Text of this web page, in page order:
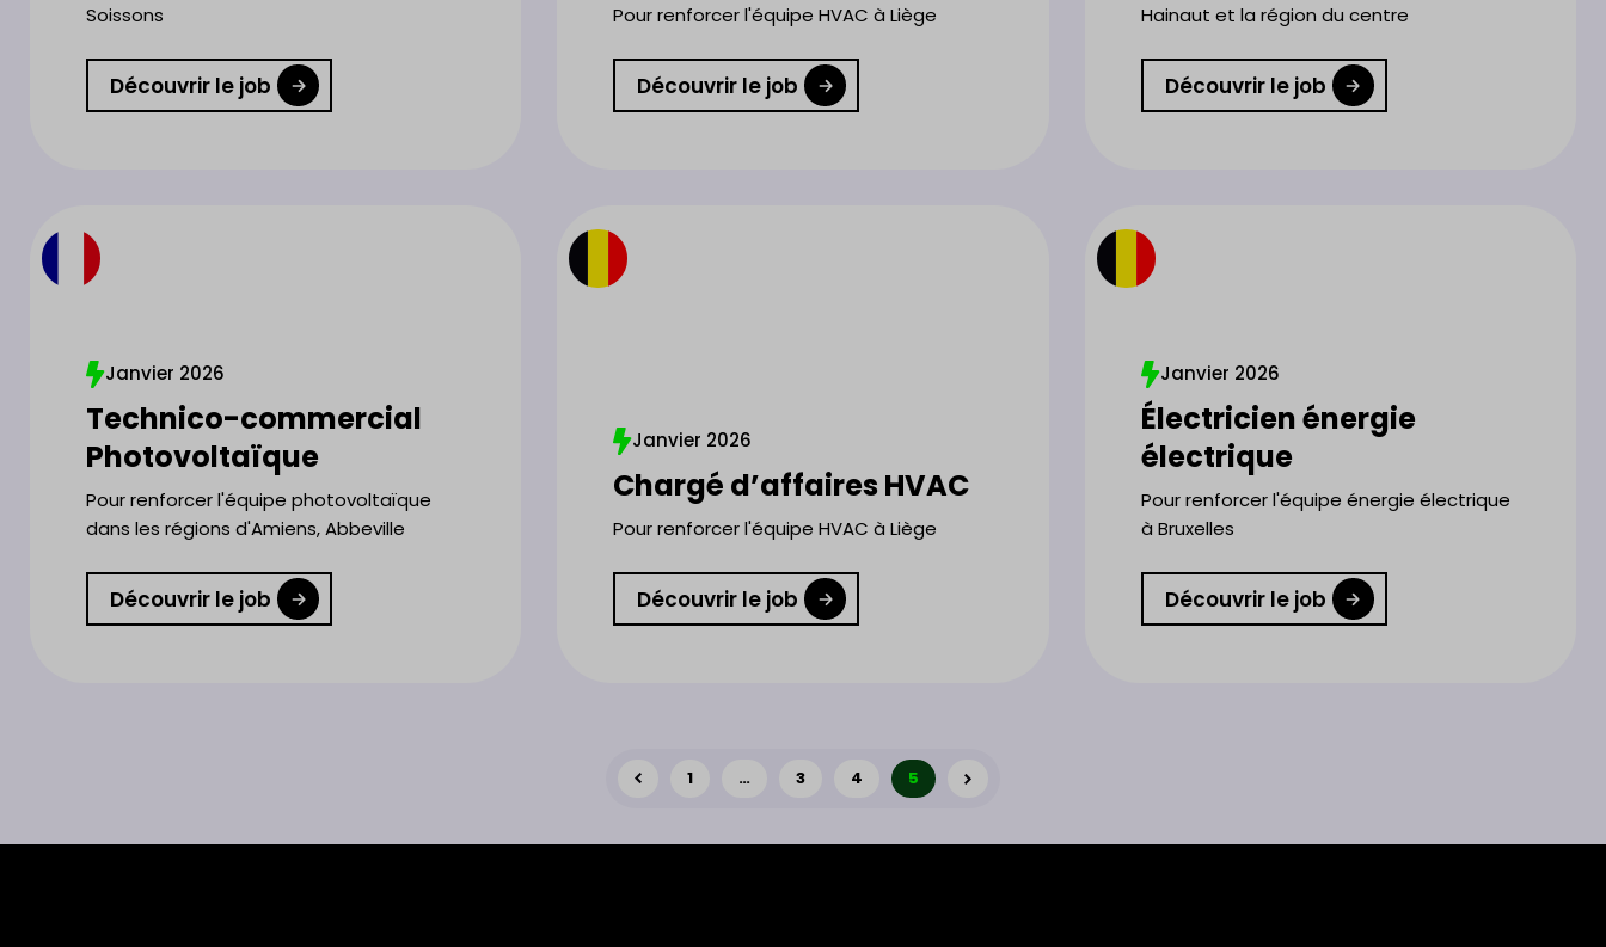
Soissons
Découvrir le job
Pour renforcer l'équipe HVAC à Liège
Découvrir le job
Hainaut et la région du centre
Découvrir le job
Janvier 2026
Technico-commercial
Photovoltaïque
Pour renforcer l'équipe photovoltaïque
dans les régions d'Amiens, Abbeville
Découvrir le job
Janvier 2026
Chargé d’affaires HVAC
Pour renforcer l'équipe HVAC à Liège
Découvrir le job
Janvier 2026
Électricien énergie
électrique
Pour renforcer l'équipe énergie électrique
à Bruxelles
Découvrir le job
1 … 3 4 5